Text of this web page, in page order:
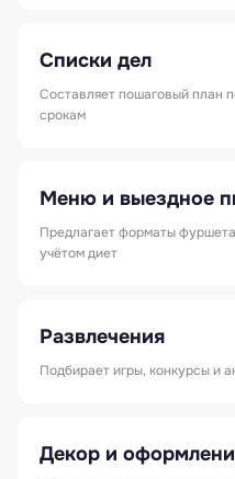
Списки дел
Составляет пошаговый план
срокам
Меню и выездное
Предлагает форматы
учётом диет
Развлечения
Подбирает игры, конкурсы и
Декор и